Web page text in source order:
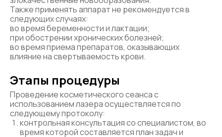
Также применять аппарат не рекомендуется в
следующих случаях:
во время беременности и лактации;
при обострении хронических болезней;
во время приема препаратов, оказывающих
влияние на свертываемость крови.
Этапы процедуры
Проведение косметического сеанса с
использованием лазера осуществляется по
следующему протоколу:
контрольная консультация со специалистом, во
время которой составляется план задач и